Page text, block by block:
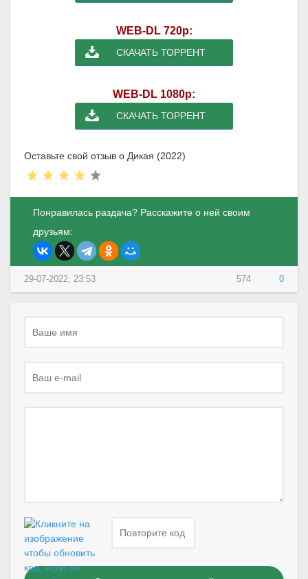
WEB-DL 720p:
СКАЧАТЬ ТОРРЕНТ
WEB-DL 1080p:
СКАЧАТЬ ТОРРЕНТ
Оставьте свой отзыв о Дикая (2022)
Понравилась раздача? Расскажите о ней своим
друзьям:
574 0
29-07-2022, 23:53